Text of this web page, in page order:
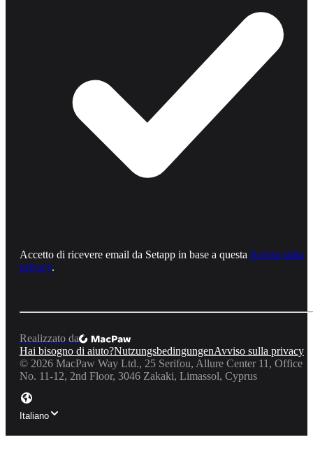
Accetto di ricevere email da Setapp in base a questa Avviso sulla
privacy.
Realizzato da
Hai bisogno di aiuto?NutzungsbedingungenAvviso sulla privacy
© 2026 MacPaw Way Ltd., 25 Serifou, Allure Center 11, Office
No. 11-12, 2nd Floor, 3046 Zakaki, Limassol, Cyprus
Italiano